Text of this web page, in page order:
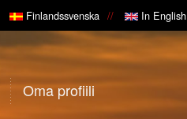
Finlandssvenska In English
Oma profiili